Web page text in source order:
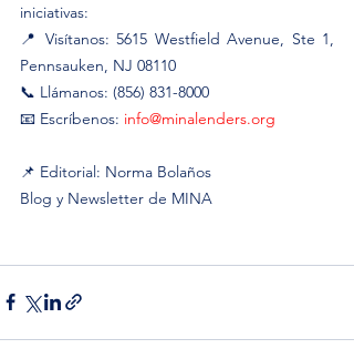
iniciativas:
📍 Visítanos: 5615 Westfield Avenue, Ste 1,
Pennsauken, NJ 08110
📞 Llámanos: (856) 831-8000
📧 Escríbenos: info@minalenders.org
📌 Editorial: Norma Bolaños
Blog y Newsletter de MINA